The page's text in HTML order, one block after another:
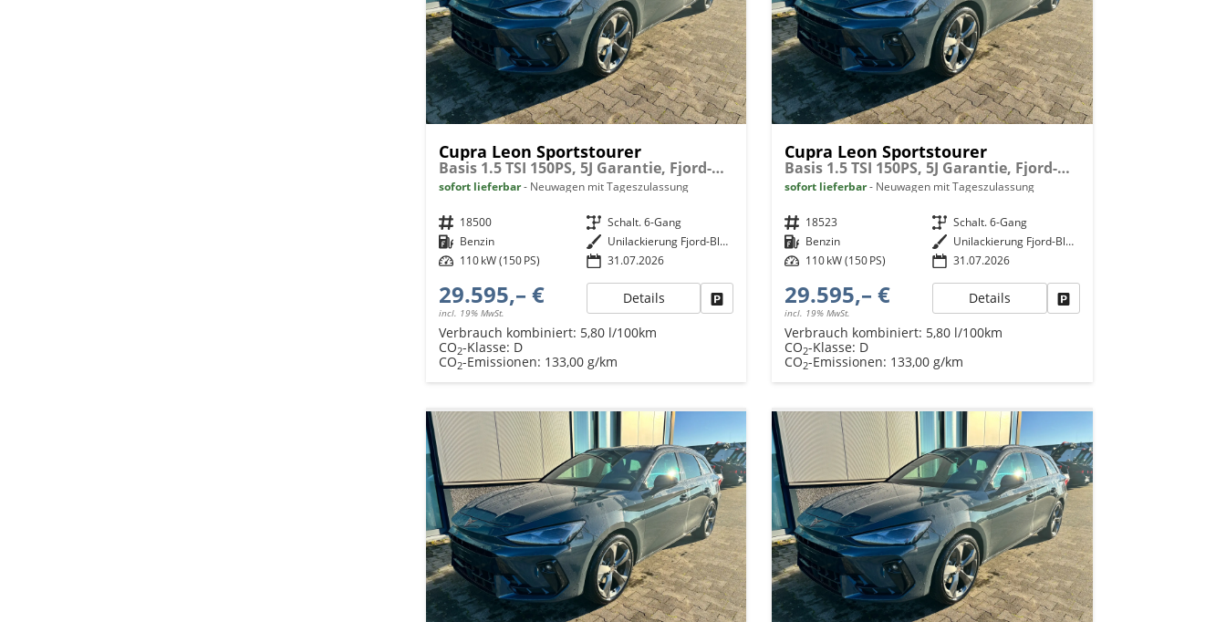
Cupra Leon Sportstourer
Basis 1.5 TSI 150PS, 5J Garantie, Fjord-Blau, ANHÄNGERKUPPLUNG, EDGE-PAKET (KEYLESS, ALARM, RÜCKFAHRKAMERA), SCHALENSITZE / FAHRERSITZ ELEKTRISCH, SITZHEIZUNG, 18" ALU, ELEKTR. HECKKLAPPE, 3Z-Climatronic, ACC, Full Link, Parksensoren v/h, Privacy-Glas
sofort lieferbar Neuwagen mit Tageszulassung
Fahrzeugnr. 18500 Getriebe Schalt. 6-Gang
Kraftstoff Benzin Außenfarbe
Unilackierung Fjord-Blau (Vermerk: hohe Lackempfindlichkeit!)
Leistung 110 kW (150 PS) 31.07.2026
29.595,– €
incl. 19% MwSt.
Details Fahrzeug parken
Verbrauch kombiniert: 5,80 l/100km
CO2-Klasse: D
CO2-Emissionen: 133,00 g/km
Cupra Leon Sportstourer
Basis 1.5 TSI 150PS, 5J Garantie, Fjord-Blau, ANHÄNGERKUPPLUNG, EDGE-PAKET (KEYLESS, ALARM, RÜCKFAHRKAMERA), SCHALENSITZE / FAHRERSITZ ELEKTRISCH, SITZHEIZUNG, 18" ALU, ELEKTR. HECKKLAPPE, 3Z-Climatronic, ACC, Full Link, Parksensoren v/h, Privacy-Glas
sofort lieferbar Neuwagen mit Tageszulassung
Fahrzeugnr. 18523 Getriebe Schalt. 6-Gang
Kraftstoff Benzin Außenfarbe
Unilackierung Fjord-Blau (Vermerk: hohe Lackempfindlichkeit!)
Leistung 110 kW (150 PS) 31.07.2026
29.595,– €
incl. 19% MwSt.
Details Fahrzeug parken
Verbrauch kombiniert: 5,80 l/100km
CO2-Klasse: D
CO2-Emissionen: 133,00 g/km